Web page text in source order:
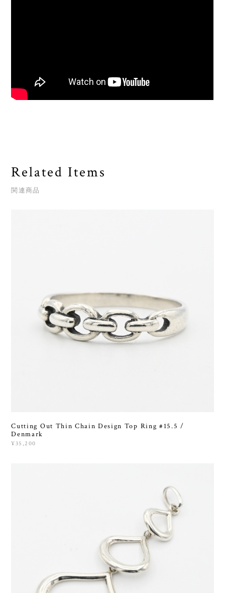
Related Items
関連商品
Cutting Out Thin Chain Design Top Ring #15.5 /
Denmark
¥35,200